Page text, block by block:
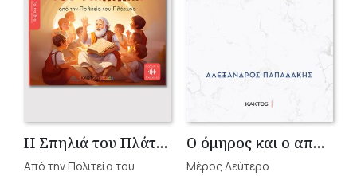
Η Σπηλιά του Πλάτωνα
Από την Πολιτεία του
Ο όμηρος και ο απαγωγέας
Μέρος Δεύτερο